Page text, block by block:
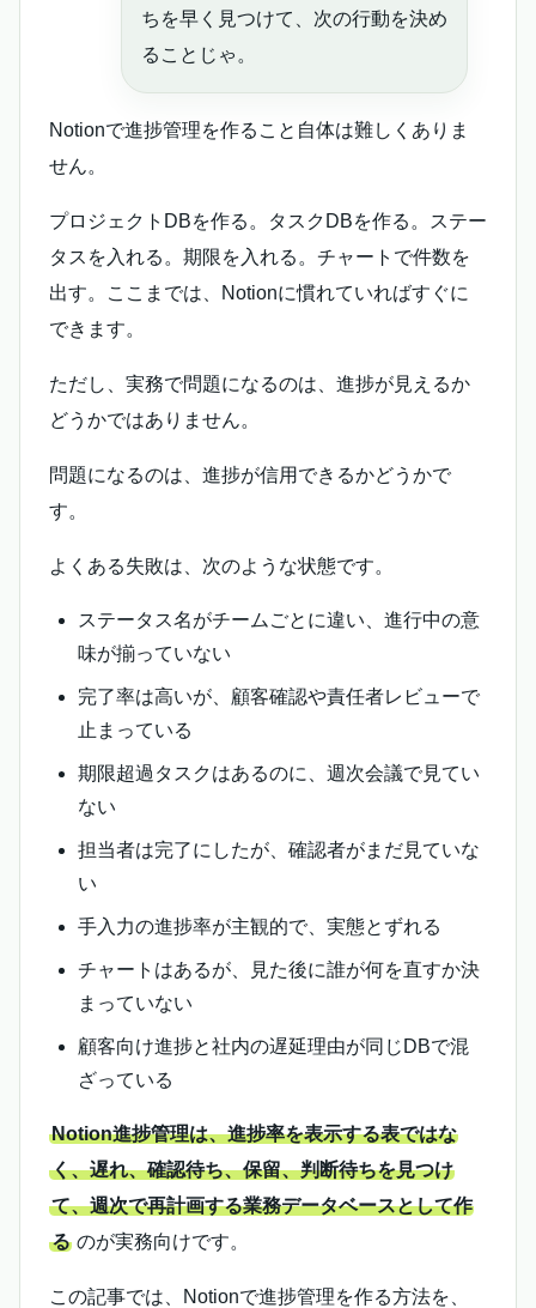
ちを早く見つけて、次の行動を決め
ることじゃ。
Notionで進捗管理を作ること自体は難しくありま
せん。
プロジェクトDBを作る。タスクDBを作る。ステー
タスを入れる。期限を入れる。チャートで件数を
出す。ここまでは、Notionに慣れていればすぐに
できます。
ただし、実務で問題になるのは、進捗が見えるか
どうかではありません。
問題になるのは、進捗が信用できるかどうかで
す。
よくある失敗は、次のような状態です。
ステータス名がチームごとに違い、進行中の意
味が揃っていない
完了率は高いが、顧客確認や責任者レビューで
止まっている
期限超過タスクはあるのに、週次会議で見てい
ない
担当者は完了にしたが、確認者がまだ見ていな
い
手入力の進捗率が主観的で、実態とずれる
チャートはあるが、見た後に誰が何を直すか決
まっていない
顧客向け進捗と社内の遅延理由が同じDBで混
ざっている
Notion進捗管理は、進捗率を表示する表ではな
く、遅れ、確認待ち、保留、判断待ちを見つけ
て、週次で再計画する業務データベースとして作
る のが実務向けです。
この記事では、Notionで進捗管理を作る方法を、